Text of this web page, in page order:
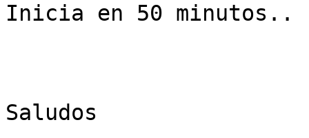
Inicia en 50 minutos..
Saludos